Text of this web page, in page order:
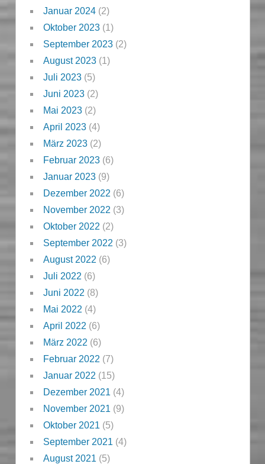
Januar 2024(2)
Oktober 2023(1)
September 2023(2)
August 2023(1)
Juli 2023(5)
Juni 2023(2)
Mai 2023(2)
April 2023(4)
März 2023(2)
Februar 2023(6)
Januar 2023(9)
Dezember 2022 (6)
November 2022 (3)
Oktober 2022 (2)
September 2022 (3)
August 2022 (6)
Juli 2022 (6)
Juni 2022 (8)
Mai 2022 (4)
April 2022 (6)
März 2022 (6)
Februar 2022 (7)
Januar 2022 (15)
Dezember 2021 (4)
November 2021 (9)
Oktober 2021 (5)
September 2021 (4)
August 2021 (5)